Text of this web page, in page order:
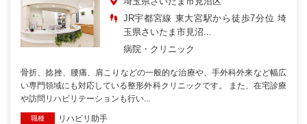
JR宇都宮線 東大宮駅から徒歩7分位 埼
玉県さいたま市見沼...
病院・クリニック
骨折、捻挫、腰痛、肩こりなどの一般的な治療や、手外科外来など幅広
い専門領域にも対応している整形外科クリニックです。 また、在宅診療
や訪問リハビリテーションも行い...
職種 リハビリ助手